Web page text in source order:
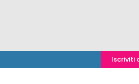
Iscriviti